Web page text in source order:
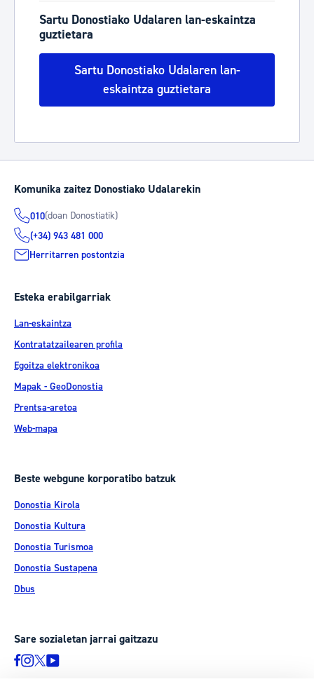
Sartu Donostiako Udalaren lan-eskaintza
guztietara
Sartu Donostiako Udalaren lan-
eskaintza guztietara
Komunika zaitez Donostiako Udalarekin
010(doan Donostiatik)
(+34) 943 481 000
Herritarren postontzia
Esteka erabilgarriak
Lan-eskaintza
Kontratatzailearen profila
Egoitza elektronikoa
Mapak - GeoDonostia
Prentsa-aretoa
Web-mapa
Beste webgune korporatibo batzuk
Donostia Kirola
Donostia Kultura
Donostia Turismoa
Donostia Sustapena
Dbus
Sare sozialetan jarrai gaitzazu